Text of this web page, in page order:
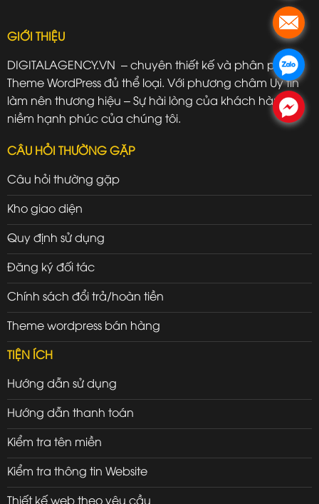
GIỚI THIỆU
DIGITALAGENCY.VN – chuyên thiết kế và phân phối
Theme WordPress đủ thể loại. Với phương châm Uy tín
làm nên thương hiệu – Sự hài lòng của khách hàng là
niềm hạnh phúc của chúng tôi.
CÂU HỎI THƯỜNG GẶP
Câu hỏi thường gặp
Kho giao diện
Quy định sử dụng
Đăng ký đối tác
Chính sách đổi trả/hoàn tiền
Theme wordpress bán hàng
TIỆN ÍCH
Hướng dẫn sử dụng
Hướng dẫn thanh toán
Kiểm tra tên miền
Kiểm tra thông tin Website
Thiết kế web theo yêu cầu
.
.
.